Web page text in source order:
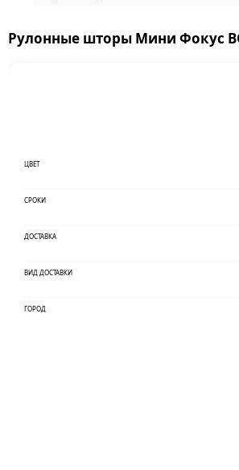
Рулонные шторы Мини Фокус
ЦВЕТ
СРОКИ
ДОСТАВКА
ВИД ДОСТАВКИ
ГОРОД